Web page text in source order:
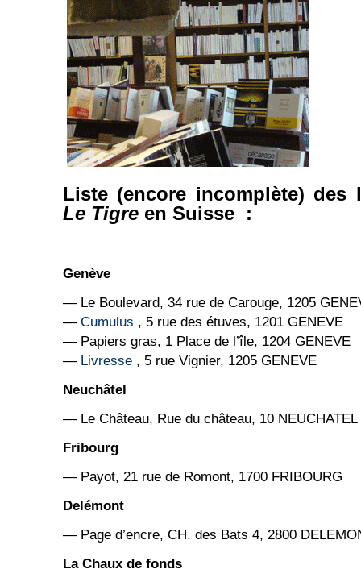
Liste (encore incomplète) des
Le Tigre en Suisse :
Genève
— Le Boulevard, 34 rue de Carouge, 1205
— Cumulus , 5 rue des étuves, 1201 GENEVE
— Papiers gras, 1 Place de l’île, 1204 GENEVE
— Livresse , 5 rue Vignier, 1205 GENEVE
Neuchâtel
— Le Château, Rue du château, 10 NEUCHATEL
Fribourg
— Payot, 21 rue de Romont, 1700 FRIBOURG
Delémont
— Page d’encre, CH. des Bats 4, 2800
La Chaux de fonds